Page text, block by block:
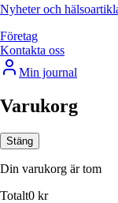
Nyheter och
Företag
Kontakta oss
Min journal
Varukorg
Stäng
Din varukorg är tom
Totalt0 kr